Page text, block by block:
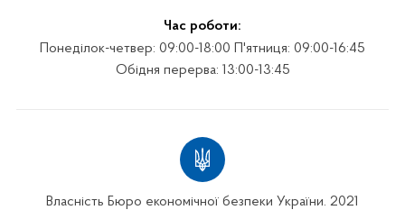
Час роботи:
Понеділок-четвер: 09:00-18:00 П'ятниця: 09:00-16:45
Обідня перерва: 13:00-13:45
Власність Бюро економічної безпеки України. 2021